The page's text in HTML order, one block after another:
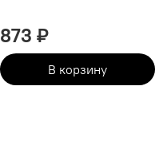
873 ₽
В корзину